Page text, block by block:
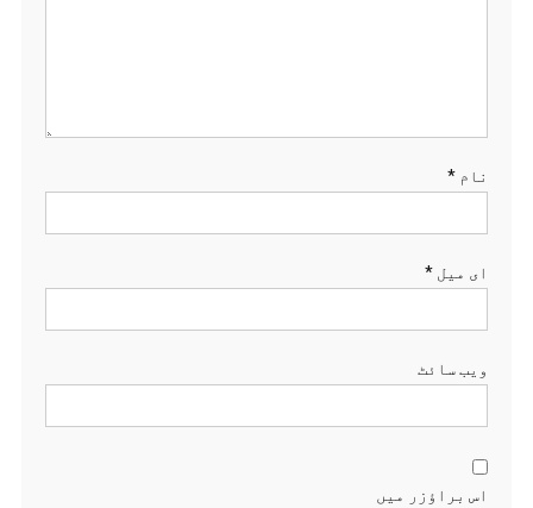
نام *
ای میل *
ویب‌ سائٹ
اس براؤزر میں